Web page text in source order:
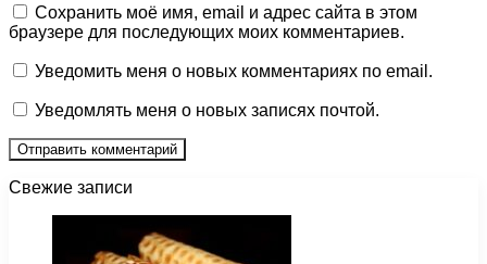
Сохранить моё имя, email и адрес сайта в этом
браузере для последующих моих комментариев.
Уведомить меня о новых комментариях по email.
Уведомлять меня о новых записях почтой.
Свежие записи